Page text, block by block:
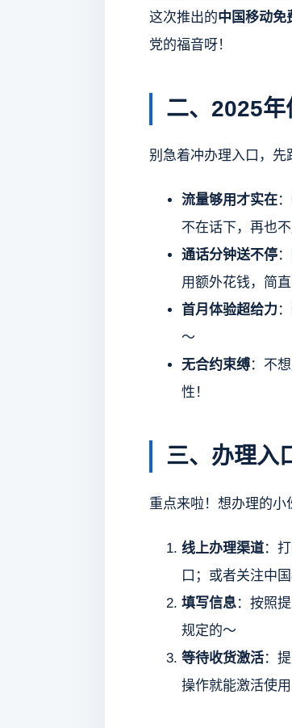
这次推出的中国移动免
党的福音呀！
二、2025
别急着冲办理入口，先
流量够用才实在
不在话下，再也
通话分钟送不停
用额外花钱，简直
首月体验超给力
～
无合约束缚：不
性！
三、办理入
重点来啦！想办理的小
线上办理渠道：
口；或者关注中
填写信息：按照
规定的～
等待收货激活：
操作就能激活使